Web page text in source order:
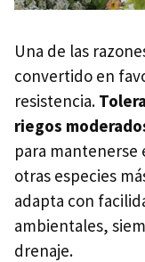
Una de las
convertido en
resistencia.
riegos
para mantenerse
otras especies
adapta con
ambientales,
drenaje.